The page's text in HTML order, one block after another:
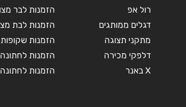
רול אפ
דגלים ממותגים
מתקני תצוגה
דלפקי מכירה
X באנר
הזמנות לבר
הזמנות לבת
הזמנות
הזמנות לחתונה
הזמנות